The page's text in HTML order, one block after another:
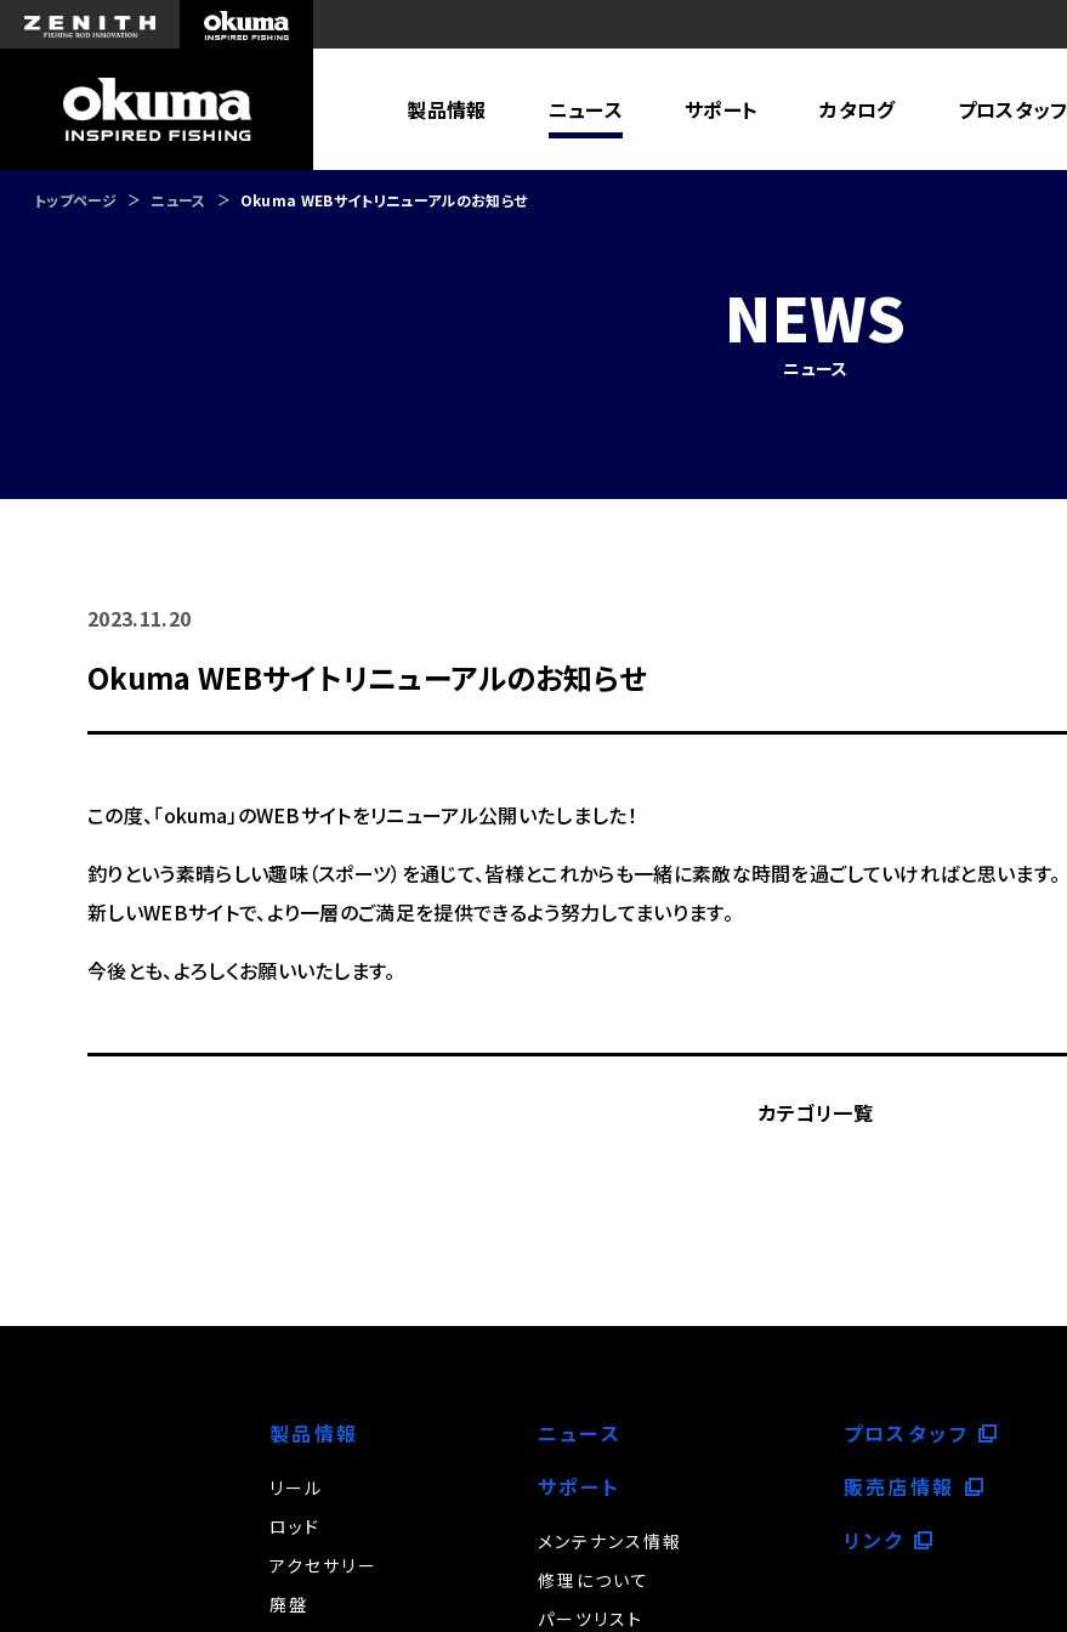
製品情報 ニュース サポート カタログ プロスタッフ
トップページ ニュース Okuma WEBサイトリニューアルのお知らせ
NEWS
ニュース
2023.11.20
Okuma WEBサイトリニューアルのお知らせ
この度、「okuma」のWEBサイトをリニューアル公開いたしました！
釣りという素晴らしい趣味（スポーツ）を通じて、皆様とこれからも一緒に素敵な時間を過ごしていければと思います。
新しいWEBサイトで、より一層のご満足を提供できるよう努力してまいります。
今後とも、よろしくお願いいたします。
カテゴリ一覧
製品情報
リール
ロッド
アクセサリー
廃盤
ニュース
サポート
メンテナンス情報
修理について
パーツリスト
プロスタッフ
販売店情報
リンク